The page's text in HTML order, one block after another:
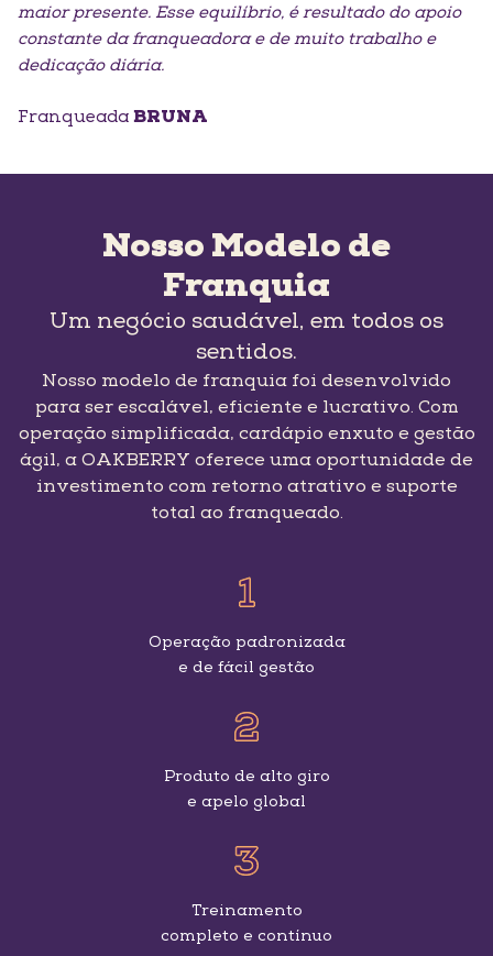
maior presente. Esse equilíbrio, é resultado do apoio
constante da franqueadora e de muito trabalho e
dedicação diária.
Franqueada BRUNA
Nosso Modelo de
Franquia
Um negócio saudável, em todos os
sentidos.
Nosso modelo de franquia foi desenvolvido
para ser escalável, eficiente e lucrativo. Com
operação simplificada, cardápio enxuto e gestão
ágil, a OAKBERRY oferece uma oportunidade de
investimento com retorno atrativo e suporte
total ao franqueado.
1
Operação padronizada
e de fácil gestão
2
Produto de alto giro
e apelo global
3
Treinamento
completo e contínuo